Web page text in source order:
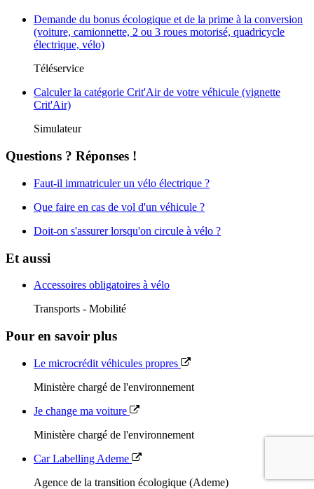
Demande du bonus écologique et de la prime à la conversion
(voiture, camionnette, 2 ou 3 roues motorisé, quadricycle
électrique, vélo)
Téléservice
Calculer la catégorie Crit'Air de votre véhicule (vignette
Crit'Air)
Simulateur
Questions ? Réponses !
Faut-il immatriculer un vélo électrique ?
Que faire en cas de vol d'un véhicule ?
Doit-on s'assurer lorsqu'on circule à vélo ?
Et aussi
Accessoires obligatoires à vélo
Transports - Mobilité
Pour en savoir plus
Le microcrédit véhicules propres
Ministère chargé de l'environnement
Je change ma voiture
Ministère chargé de l'environnement
Car Labelling Ademe
Agence de la transition écologique (Ademe)